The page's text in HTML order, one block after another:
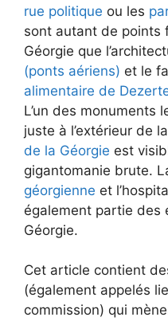
rue politique ou les
sont autant de points
Géorgie que
(ponts aériens) et le
alimentaire de
L’un des monuments
juste à l’extérieur de
de la Géorgie est
gigantomanie brute.
géorgienne et
également partie des
Géorgie.
Cet article contient
(également appelés
commission) qui